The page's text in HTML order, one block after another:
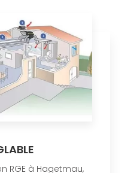
RGE à Hagetmau,